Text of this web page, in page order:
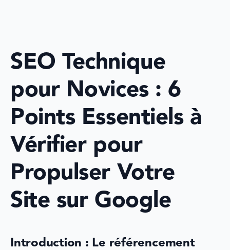
SEO Technique
pour Novices : 6
Points Essentiels à
Vérifier pour
Propulser Votre
Site sur Google
Introduction : Le référencement